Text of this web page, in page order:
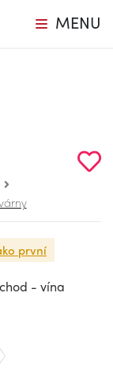
MENU
první
- vína